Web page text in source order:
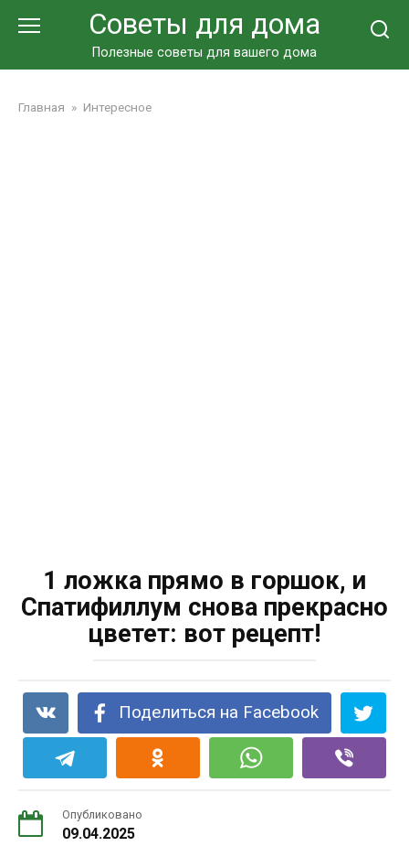
Советы для дома
Полезные советы для вашего дома
Главная » Интересное
1 ложка прямо в горшок, и
Спатифиллум снова прекрасно
цветет: вот рецепт!
Поделиться на Facebook
Опубликовано
09.04.2025